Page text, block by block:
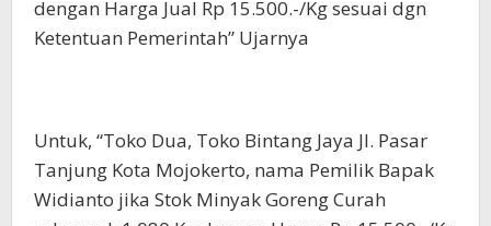
dengan Harga Jual Rp 15.500.-/Kg sesuai dgn
Ketentuan Pemerintah” Ujarnya
Untuk, “Toko Dua, Toko Bintang Jaya Jl. Pasar
Tanjung Kota Mojokerto, nama Pemilik Bapak
Widianto jika Stok Minyak Goreng Curah